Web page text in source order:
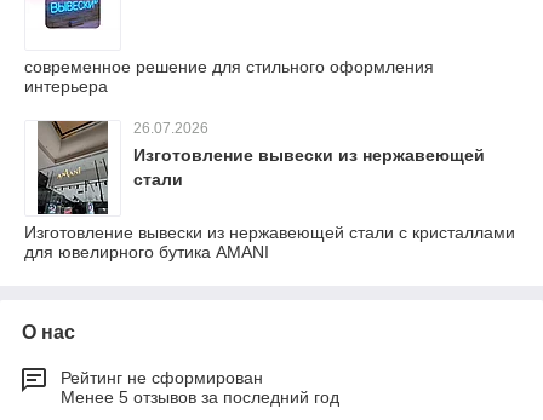
современное решение для стильного оформления
интерьера
26.07.2026
Изготовление вывески из нержавеющей
стали
Изготовление вывески из нержавеющей стали с кристаллами
для ювелирного бутика AMANI
О нас
Рейтинг не сформирован
Менее 5 отзывов за последний год